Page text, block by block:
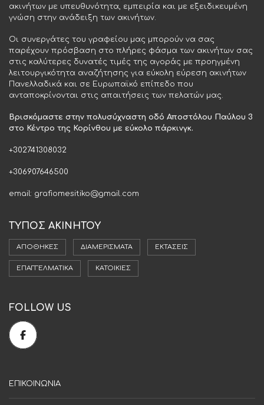
ακινήτων με υπευθυνότητα, εμπειρία και με εξειδικευμένη
γνώση στην ανάδειξη των ακινήτων.
Οι συνεργάτες του γραφείου μας μπορούν να σας
παρέχουν πρόσβαση στο πλήρες φάσμα των ακινήτων σας
στις καλύτερες δυνατές τιμές της αγοράς με προηγμένη
λειτουργικότητα αναζήτησης για εύκολη εύρεση ακινήτων
Πανελλαδικά και σε Ευρωπαϊκό επίπεδο που
ανταποκρίνονται στις απαιτήσεις των πελατών μας.
Βρισκόμαστε στην πολυσύχναστη οδό Αποστόλου Παύλου 3
στο Κέντρο της Κορίνθου με εύκολο πάρκινγκ.
+302741308032
+306907646500
email: grafiomesitiko@gmail.com
ΤΥΠΟΣ ΑΚΙΝΗΤΟΥ
ΑΠΟΘΉΚΕΣ ΔΙΑΜΕΡΊΣΜΑΤΑ ΕΚΤΆΣΕΙΣ
ΕΠΑΓΓΕΛΜΑΤΙΚΆ ΚΑΤΟΙΚΊΕΣ
FOLLOW US
ΕΠΙΚΟΙΝΩΝΙΑ